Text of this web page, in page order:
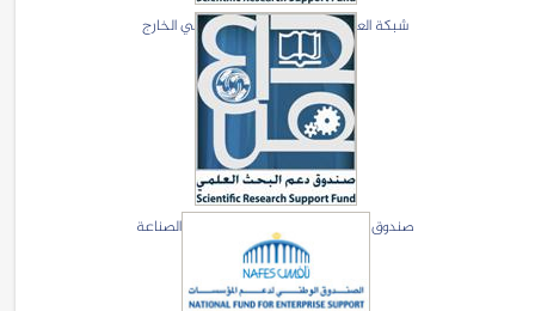
شبكة العلماء والتكنلوجيين الاردنيين في الخارج
(JoSTA)
صندوق دعم البحث العلمي والتطوير في الصناعة